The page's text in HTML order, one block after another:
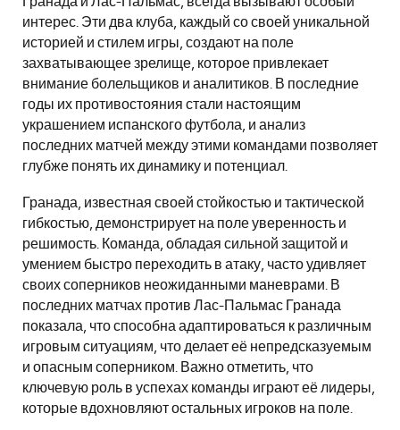
интерес. Эти два клуба, каждый со своей уникальной
историей и стилем игры, создают на поле
захватывающее зрелище, которое привлекает
внимание болельщиков и аналитиков. В последние
годы их противостояния стали настоящим
украшением испанского футбола, и анализ
последних матчей между этими командами позволяет
глубже понять их динамику и потенциал.
Гранада, известная своей стойкостью и тактической
гибкостью, демонстрирует на поле уверенность и
решимость. Команда, обладая сильной защитой и
умением быстро переходить в атаку, часто удивляет
своих соперников неожиданными маневрами. В
последних матчах против Лас-Пальмас Гранада
показала, что способна адаптироваться к различным
игровым ситуациям, что делает её непредсказуемым
и опасным соперником. Важно отметить, что
ключевую роль в успехах команды играют её лидеры,
которые вдохновляют остальных игроков на поле.